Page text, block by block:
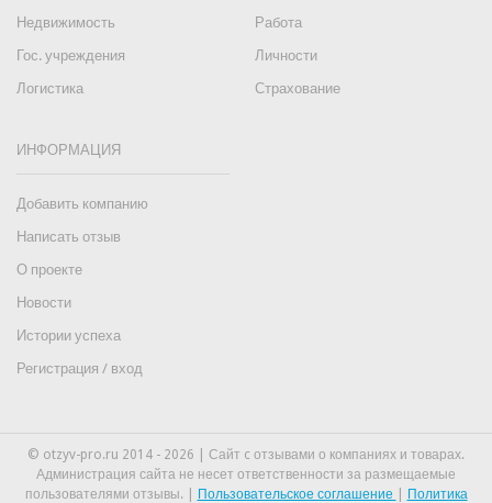
Недвижимость
Работа
Гос. учреждения
Личности
Логистика
Страхование
ИНФОРМАЦИЯ
Добавить компанию
Написать отзыв
О проекте
Новости
Истории успеха
Регистрация / вход
© otzyv-pro.ru 2014 - 2026 | Сайт c отзывами о компаниях и товарах.
Администрация сайта не несет ответственности за размещаемые
пользователями отзывы. |
Пользовательское соглашение Политика